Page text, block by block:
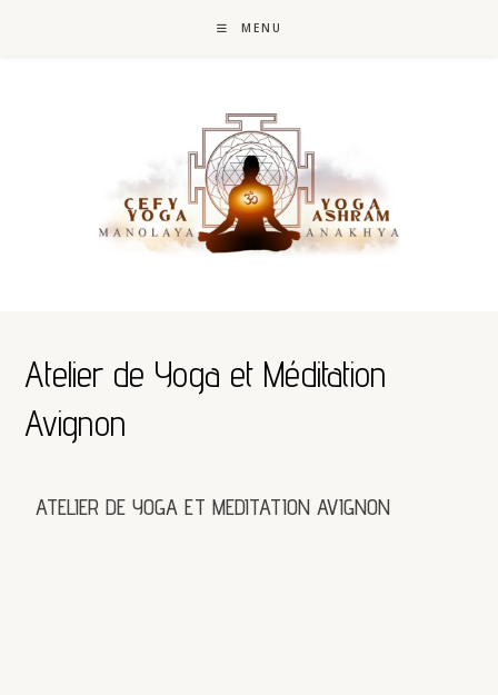
MENU
Atelier de Yoga et Méditation
Avignon
ATELIER DE YOGA ET MEDITATION AVIGNON